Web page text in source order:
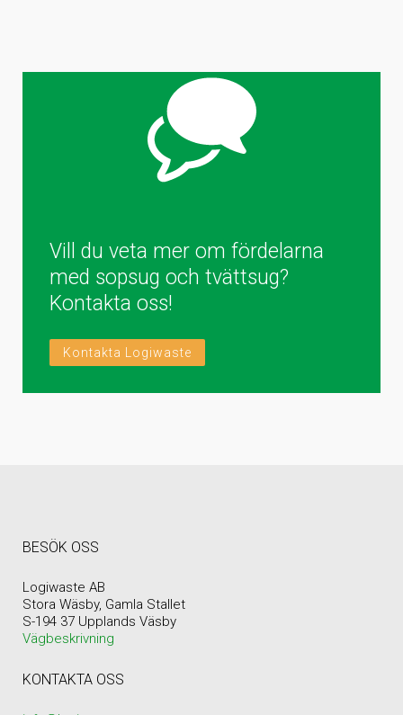
Vill du veta mer om fördelarna
med sopsug och tvättsug?
Kontakta oss!
Kontakta Logiwaste
BESÖK OSS
Logiwaste AB
Stora Wäsby, Gamla Stallet
S-194 37 Upplands Väsby
Vägbeskrivning
KONTAKTA OSS